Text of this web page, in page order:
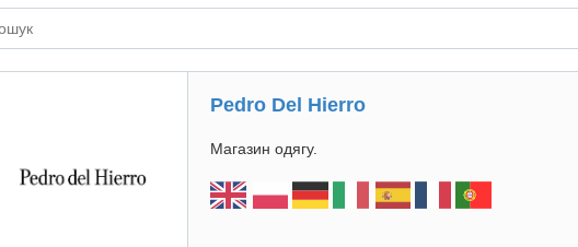
Pedro Del Hierro
Магазин одягу.